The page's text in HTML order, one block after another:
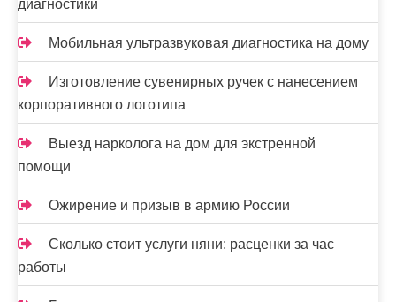
а
п
и
с
е
й
диагностики
Мобильная ультразвуковая диагностика на дому
Изготовление сувенирных ручек с нанесением
корпоративного логотипа
Выезд нарколога на дом для экстренной
помощи
Ожирение и призыв в армию России
Сколько стоит услуги няни: расценки за час
работы